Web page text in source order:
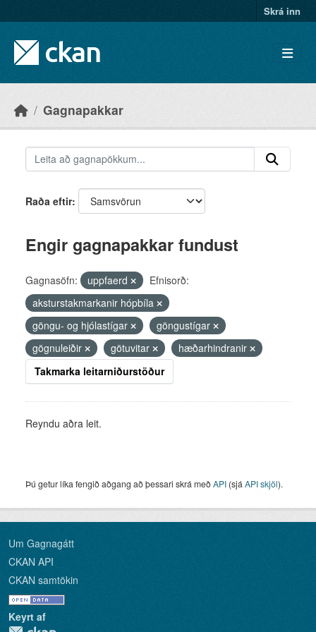
Skrá inn
Gagnapakkar
Raða eftir
Engir gagnapakkar fundust
Gagnasöfn: uppfaerd
Efnisorð:
aksturstakmarkanir hópbíla
göngu- og hjólastígar
göngustígar
gögnuleiðir
götuvitar
hæðarhindranir
Takmarka leitarniðurstöður
Reyndu aðra leit.
Þú getur líka fengið aðgang að þessari skrá meðAPI (sjá API skjöl).
Um Gagnagátt
CKAN API
CKAN samtökin
Keyrt af